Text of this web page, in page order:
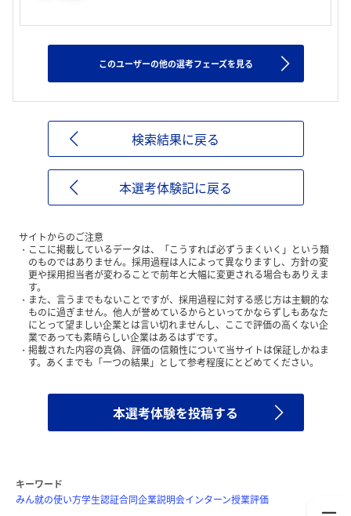
このユーザーの他の選考フェーズを見る
検索結果に戻る
本選考体験記に戻る
サイトからのご注意
ここに掲載しているデータは、「こうすれば必ずうまくいく」という類
のものではありません。採用過程は人によって異なりますし、方針の変
更や採用担当者が変わることで前年と大幅に変更される場合もありえま
す。
また、言うまでもないことですが、採用過程に対する感じ方は主観的な
ものに過ぎません。他人が誉めているからといってかならずしもあなた
にとって望ましい企業とは言い切れませんし、ここで評価の高くない企
業であっても素晴らしい企業はあるはずです。
掲載された内容の真偽、評価の信頼性について当サイトは保証しかねま
す。あくまでも「一つの結果」として参考程度にとどめてください。
本選考体験を投稿する
キーワード
みん就の使い方学生認証合同企業説明会インターン授業評価